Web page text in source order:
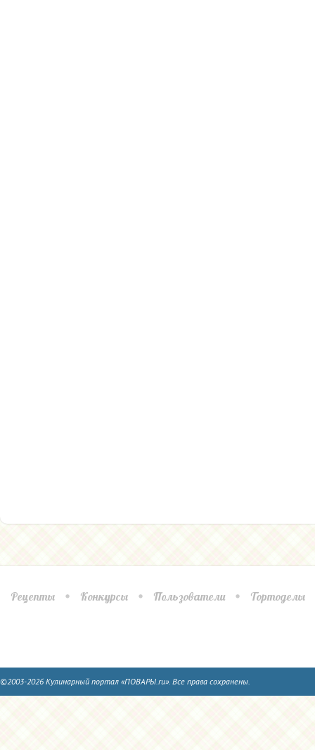
Рецепты Конкурсы Пользователи Тортоделы
©2003-2026 Кулинарный портал «ПОВАРЫ.ru». Все права сохранены.